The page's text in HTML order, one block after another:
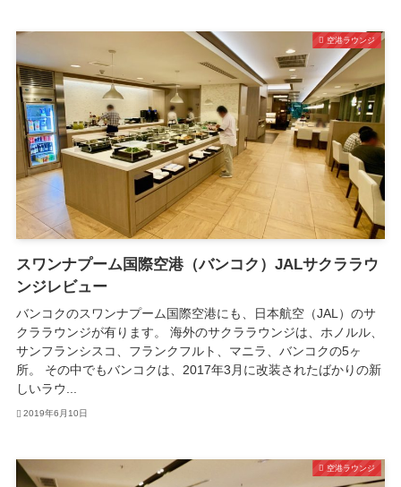
空港ラウンジ
スワンナプーム国際空港（バンコク）JALサクララウ
ンジレビュー
バンコクのスワンナプーム国際空港にも、日本航空（JAL）のサ
クララウンジが有ります。 海外のサクララウンジは、ホノルル、
サンフランシスコ、フランクフルト、マニラ、バンコクの5ヶ
所。 その中でもバンコクは、2017年3月に改装されたばかりの新
しいラウ...
2019年6月10日
空港ラウンジ